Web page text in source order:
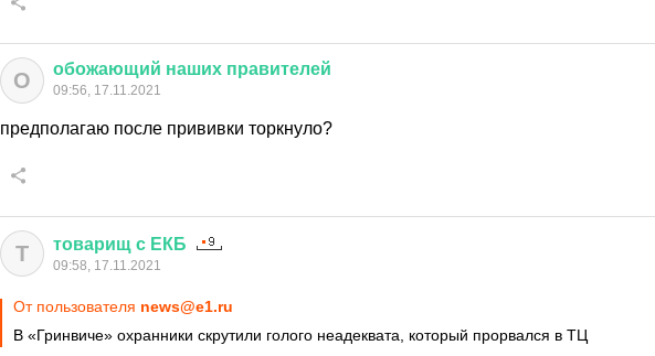
О обожающий наших правителей
09:56, 17.11.2021
предполагаю после прививки торкнуло?
Т товарищ с ЕКБ
09:58, 17.11.2021
От пользователя news@e1.ru
В «Гринвиче» охранники скрутили голого неадеквата, который прорвался в ТЦ